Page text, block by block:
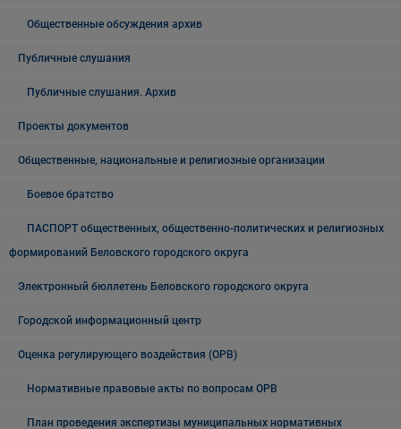
Общественные обсуждения архив
Публичные слушания
Публичные слушания. Архив
Проекты документов
Общественные, национальные и религиозные организации
Боевое братство
ПАСПОРТ общественных, общественно-политических и религиозных
формирований Беловского городского округа
Электронный бюллетень Беловского городского округа
Городской информационный центр
Оценка регулирующего воздействия (ОРВ)
Нормативные правовые акты по вопросам ОРВ
План проведения экспертизы муниципальных нормативных